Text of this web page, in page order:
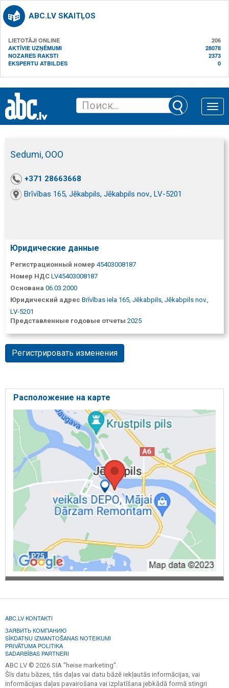
ABC.LV SKAITĻOS
LIETOTĀJI ONLINE
206
AKTĪVIE UZŅĒMUMI
28078
NOZARES RAKSTI
2373
EKSPERTU ATBILDES
0
Toggle
Sedumi, ООО
+371 28663668
Brīvības 165, Jēkabpils, Jēkabpils nov., LV-5201
Юридические данные
Регистрационный номер 45403008187
Номер НДС LV45403008187
Основана 06.03.2000
Юридический адрес Brīvības iela 165, Jēkabpils, Jēkabpils nov.,
LV-5201
Представленные годовые отчеты 2025
Регистрировать изменения
Расположение на карте
ABC.LV KONTAKTI
ЗАЯВИТЬ КОМПАНИЮ
SĪKDATŅU IZMANTOŠANAS NOTEIKUMI
PRIVĀTUMA POLITIKA
SADARBĪBAS PARTNERI
ABC.LV © 2026 SIA "heise marketing".
Šīs datu bāzes, tās daļas vai datu bāzē iekļautās informācijas, vai
informācijas daļas pavairošana vai izplatīšana jebkādā formā stingri